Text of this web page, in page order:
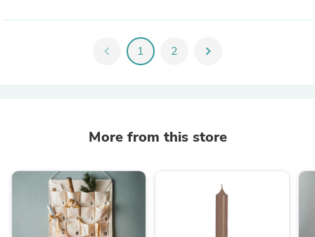
chevron_left 1 2 chevron_right
More from this store